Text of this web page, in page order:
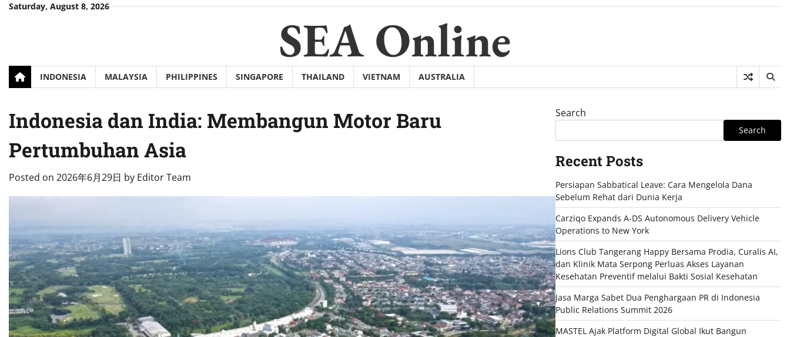
SkipSaturday, August 8, 2026
SEA Online
INDONESIA MALAYSIA PHILIPPINES SINGAPORE THAILAND VIETNAM AUSTRALIA
Indonesia dan India: Membangun Motor Baru
Pertumbuhan Asia
Posted on 2026年6月29日 by Editor Team
Search
Search
Recent Posts
Persiapan Sabbatical Leave: Cara Mengelola Dana
Sebelum Rehat dari Dunia Kerja
Carziqo Expands A-DS Autonomous Delivery Vehicle
Operations to New York
Lions Club Tangerang Happy Bersama Prodia, Curalis AI,
dan Klinik Mata Serpong Perluas Akses Layanan
Kesehatan Preventif melalui Bakti Sosial Kesehatan
Jasa Marga Sabet Dua Penghargaan PR di Indonesia
Public Relations Summit 2026
MASTEL Ajak Platform Digital Global Ikut Bangun